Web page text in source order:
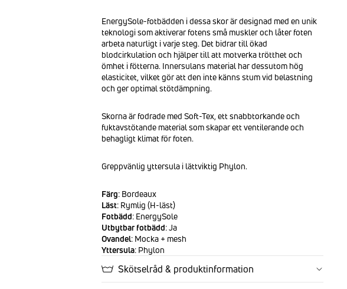
EnergySole-fotbädden i dessa skor är designad med en unik
teknologi som aktiverar fotens små muskler och låter foten
arbeta naturligt i varje steg. Det bidrar till ökad
blodcirkulation och hjälper till att motverka trötthet och
ömhet i fötterna. Innersulans material har dessutom hög
elasticitet, vilket gör att den inte känns stum vid belastning
och ger optimal stötdämpning.
Skorna är fodrade med Soft-Tex, ett snabbtorkande och
fuktavstötande material som skapar ett ventilerande och
behagligt klimat för foten.
Greppvänlig yttersula i lättviktig Phylon.
Färg: Bordeaux
Läst: Rymlig (H-läst)
Fotbädd: EnergySole
Utbytbar fotbädd: Ja
Ovandel: Mocka + mesh
Yttersula: Phylon
Skötselråd & produktinformation